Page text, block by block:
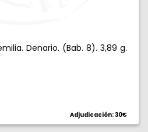
Denario. (Bab. 8). 3,89 g.
Adjudicación: 30€